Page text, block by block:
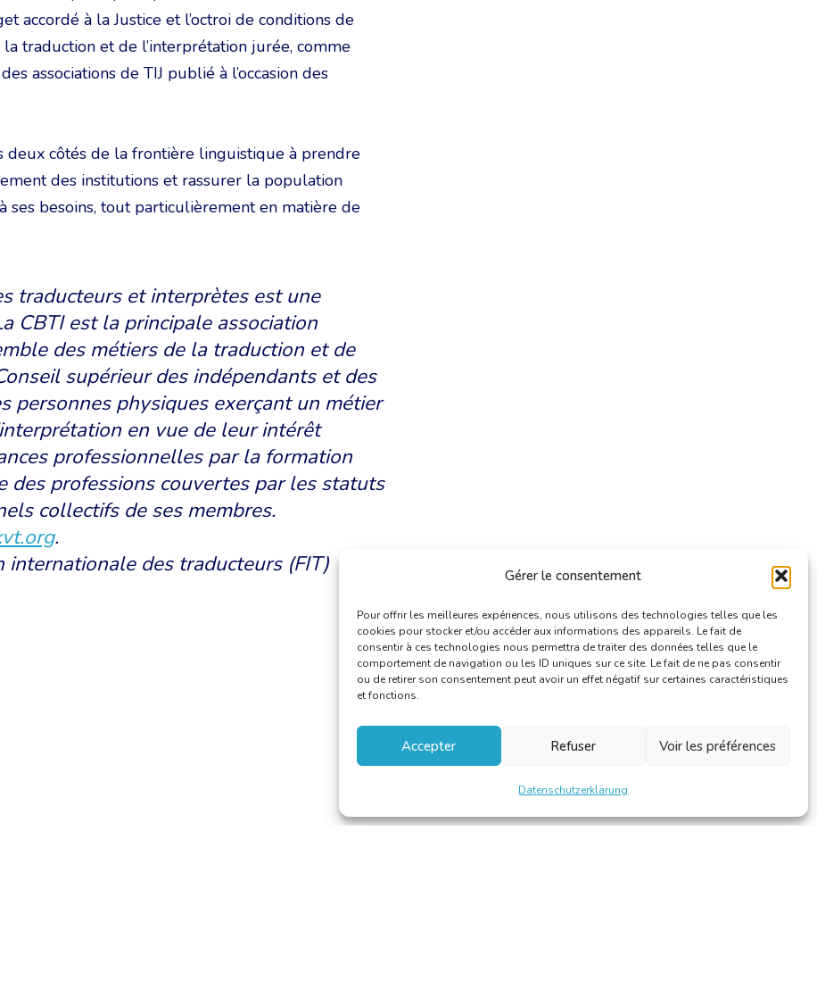
Gérer le consentement
Pour offrir les meilleures expériences, nous utilisons des technologies telles que les
cookies pour stocker et/ou accéder aux informations des appareils. Le fait de
consentir à ces technologies nous permettra de traiter des données telles que le
comportement de navigation ou les ID uniques sur ce site. Le fait de ne pas consentir
ou de retirer son consentement peut avoir un effet négatif sur certaines caractéristiques
et fonctions.
Accepter Refuser Voir les préférences
Datenschutzerklärung
accordé à la Justice et l’octroi de conditions de
traduction et de l’interprétation jurée, comme
associations de TIJ publié à l’occasion des
côtés de la frontière linguistique à prendre
des institutions et rassurer la population
besoins, tout particulièrement en matière de
traducteurs et interprètes est une
CBTI est la principale association
des métiers de la traduction et de
supérieur des indépendants et des
personnes physiques exerçant un métier
en vue de leur intérêt
professionnelles par la formation
des professions couvertes par les statuts
collectifs de ses membres.
.
internationale des traducteurs (FIT)